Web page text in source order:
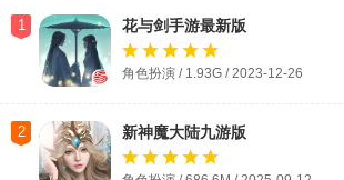
1 花与剑手游最新版
角色扮演 / 1.93G / 2023-12-26
2 新神魔大陆九游版